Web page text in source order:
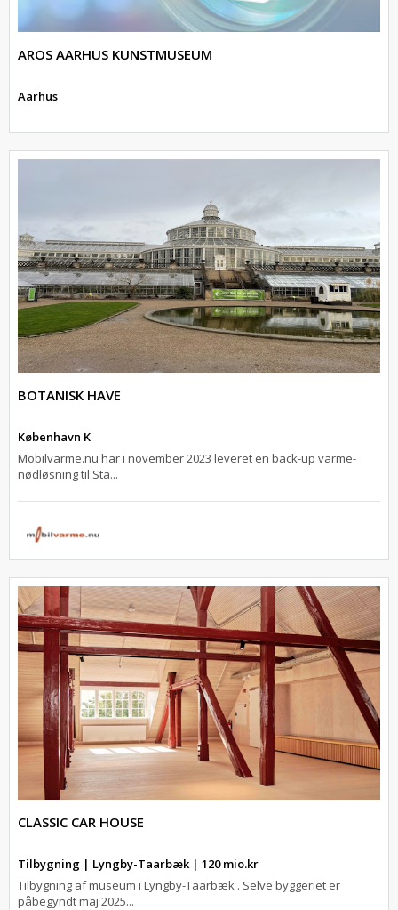
AROS AARHUS KUNSTMUSEUM
Aarhus
BOTANISK HAVE
København K
Mobilvarme.nu har i november 2023 leveret en back-up varme-
nødløsning til Sta...
CLASSIC CAR HOUSE
Tilbygning | Lyngby-Taarbæk | 120 mio.kr
Tilbygning af museum i Lyngby-Taarbæk . Selve byggeriet er
påbegyndt maj 2025...